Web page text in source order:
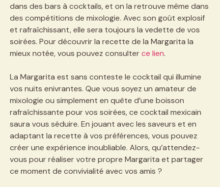
dans des bars à cocktails, et on la retrouve même dans
des compétitions de mixologie. Avec son goût explosif
et rafraîchissant, elle sera toujours la vedette de vos
soirées. Pour découvrir la recette de la Margarita la
mieux notée, vous pouvez consulterce lien.
La Margarita est sans conteste le cocktail qui illumine
vos nuits enivrantes. Que vous soyez un amateur de
mixologie ou simplement en quête d’une boisson
rafraîchissante pour vos soirées, ce cocktail mexicain
saura vous séduire. En jouant avec les saveurs et en
adaptant la recette à vos préférences, vous pouvez
créer une expérience inoubliable. Alors, qu’attendez-
vous pour réaliser votre propre Margarita et partager
ce moment de convivialité avec vos amis ?